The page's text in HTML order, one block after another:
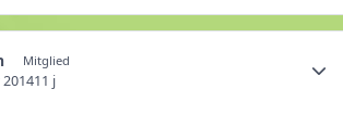
Mitglied
11 j